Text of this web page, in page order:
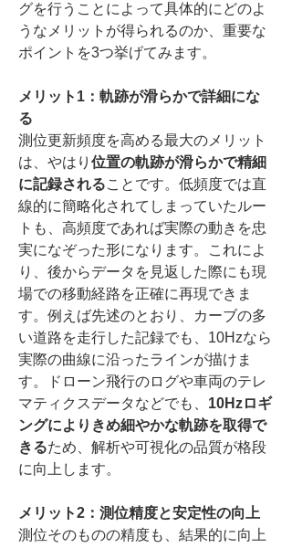
グを行うことによって具体的にどのよ
うなメリットが得られるのか、重要な
ポイントを3つ挙げてみます。
メリット1：軌跡が滑らかで詳細にな
る
測位更新頻度を高める最大のメリット
は、やはり 位置の軌跡が滑らかで精細
に記録されることです。低頻度では直
線的に簡略化されてしまっていたルー
トも、高頻度であれば実際の動きを忠
実になぞった形になります。これによ
り、後からデータを見返した際にも現
場での移動経路を正確に再現できま
す。例えば先述のとおり、カーブの多
い道路を走行した記録でも、10Hzなら
実際の曲線に沿ったラインが描けま
す。ドローン飛行のログや車両のテレ
マティクスデータなどでも、 10Hzロギ
ングによりきめ細やかな軌跡を取得で
きるため、解析や可視化の品質が格段
に向上します。
メリット2：測位精度と安定性の向上
測位そのものの精度も、結果的に向上